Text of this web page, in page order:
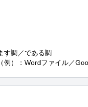
す調／である調
例）：Wordファイル／